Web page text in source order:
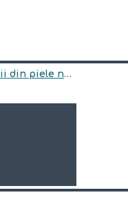
Bocancei copii din piele naturala model INDIGO